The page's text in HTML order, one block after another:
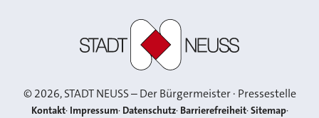
©2026, STADT NEUSS – Der Bürgermeister · Pressestelle
Kontakt Impressum Datenschutz Barrierefreiheit Sitemap